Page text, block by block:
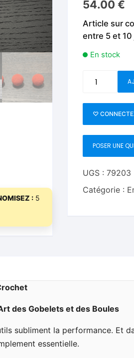
Livres sur la
Livres en
: 5
54.00€
Article sur
entre 5 et 10
En stock
Crochet
Balls
(Red)
JT
Magic
♡
POSER UNE
UGS :79203
Catégorie :
des Gobelets et des Boules
subliment la performance. Et
essentielle.